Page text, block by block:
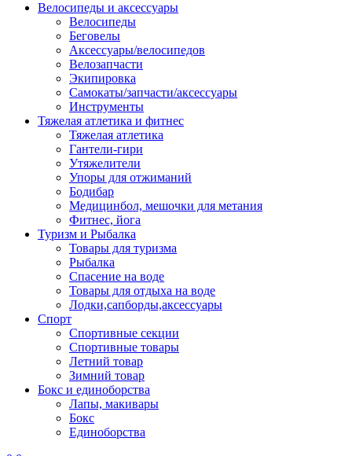
Велосипеды и аксессуары
Велосипеды
Беговелы
Аксессуары/велосипедов
Велозапчасти
Экипировка
Самокаты/запчасти/аксессуары
Инструменты
Тяжелая атлетика и фитнес
Тяжелая атлетика
Гантели-гири
Утяжелители
Упоры для отжиманий
Бодибар
Медицинбол, мешочки для метания
Фитнес, йога
Туризм и Рыбалка
Товары для туризма
Рыбалка
Спасение на воде
Товары для отдыха на воде
Лодки,сапборды,аксессуары
Спорт
Спортивные секции
Спортивные товары
Летний товар
Зимний товар
Бокс и единоборства
Лапы, макивары
Бокс
Единоборства